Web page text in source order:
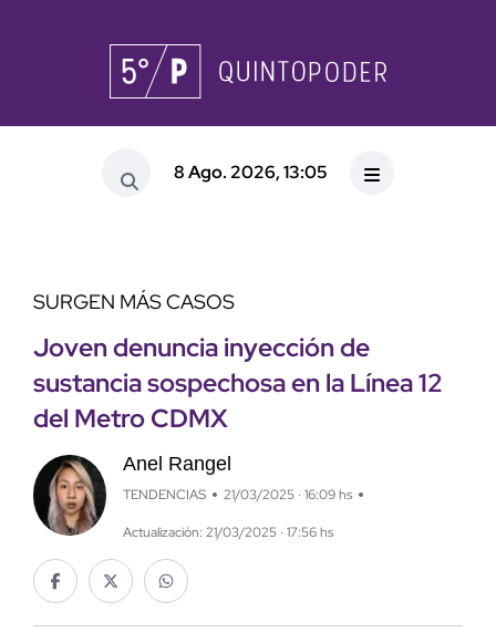
8 Ago. 2026, 13:05
SURGEN MÁS CASOS
Joven denuncia inyección de
sustancia sospechosa en la Línea 12
del Metro CDMX
Anel Rangel
TENDENCIAS 21/03/2025 · 16:09 hs
Actualización: 21/03/2025 · 17:56 hs